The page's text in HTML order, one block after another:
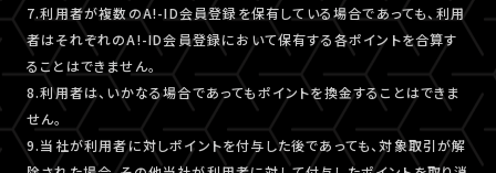
7.利用者が複数のA!-ID会員登録を保有している場合であっても、利用
者はそれぞれのA!-ID会員登録において保有する各ポイントを合算す
ることはできません。
8.利用者は、いかなる場合であってもポイントを換金することはできま
せん。
9.当社が利用者に対しポイントを付与した後であっても、対象取引が解